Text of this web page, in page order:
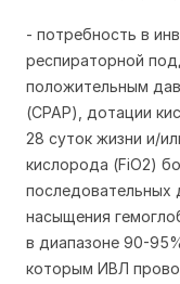
- потребность в
респираторной
положительным
(CPAP), дотации
28 суток жизни и/
кислорода (FiO2)
последовательных
насыщения
в диапазоне 90-
которым ИВЛ